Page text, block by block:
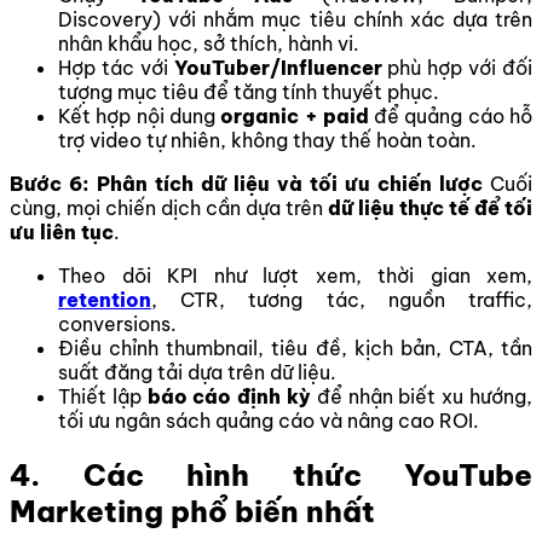
Discovery) với nhắm mục tiêu chính xác dựa trên
nhân khẩu học, sở thích, hành vi.
Hợp tác với YouTuber/Influencerphù hợp với đối
tượng mục tiêu để tăng tính thuyết phục.
Kết hợp nội dungorganic + paid để quảng cáo hỗ
trợ video tự nhiên, không thay thế hoàn toàn.
Bước 6: Phân tích dữ liệu và tối ưu chiến lược Cuối
cùng, mọi chiến dịch cần dựa trên dữ liệu thực tế để tối
ưu liên tục.
Theo dõi KPI như lượt xem, thời gian xem,
retention, CTR, tương tác, nguồn traffic,
conversions.
Điều chỉnh thumbnail, tiêu đề, kịch bản, CTA, tần
suất đăng tải dựa trên dữ liệu.
Thiết lập báo cáo định kỳ để nhận biết xu hướng,
tối ưu ngân sách quảng cáo và nâng cao ROI.
4. Các hình thức YouTube
Marketing phổ biến nhất